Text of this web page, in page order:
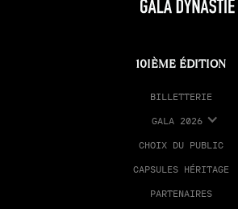
10IÈME ÉDITION
BILLETTERIE
GALA 2026
CHOIX DU PUBLIC
CAPSULES HÉRITAGE
PARTENAIRES